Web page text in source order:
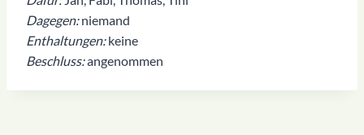
Dagegen:niemand
Enthaltungen:keine
Beschluss:angenommen